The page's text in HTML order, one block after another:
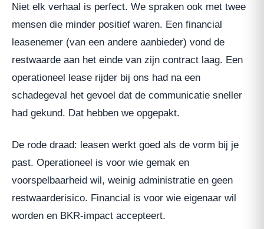
Niet elk verhaal is perfect. We spraken ook met twee
mensen die minder positief waren. Een financial
leasenemer (van een andere aanbieder) vond de
restwaarde aan het einde van zijn contract laag. Een
operationeel lease rijder bij ons had na een
schadegeval het gevoel dat de communicatie sneller
had gekund. Dat hebben we opgepakt.
De rode draad: leasen werkt goed als de vorm bij je
past. Operationeel is voor wie gemak en
voorspelbaarheid wil, weinig administratie en geen
restwaarderisico. Financial is voor wie eigenaar wil
worden en BKR-impact accepteert.